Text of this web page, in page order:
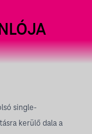
single-
kerülő dala a